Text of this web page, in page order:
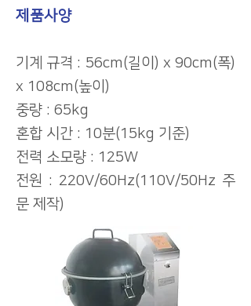
제품사양
기계 규격 : 56cm(길이) x 90cm(폭)
x 108cm(높이)
중량 : 65kg
혼합 시간 : 10분(15kg 기준)
전력 소모량 : 125W
전원 : 220V/60Hz(110V/50Hz 주
문 제작)